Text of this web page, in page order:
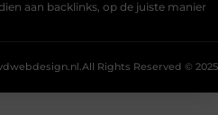
aan backlinks, op de juiste manier
All Rights Reserved © 2025